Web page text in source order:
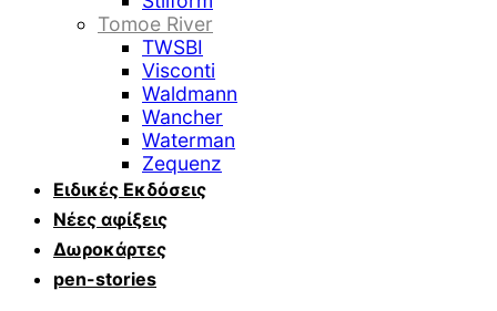
Tomoe River
TWSBI
Visconti
Waldmann
Wancher
Waterman
Zequenz
Ειδικές Εκδόσεις
Νέες αφίξεις
Δωροκάρτες
pen-stories